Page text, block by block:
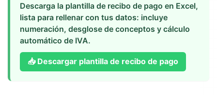
Descarga la plantilla de recibo de pago en Excel,
lista para rellenar con tus datos: incluye
numeración, desglose de conceptos y cálculo
automático de IVA.
📥 Descargar plantilla de recibo de pago